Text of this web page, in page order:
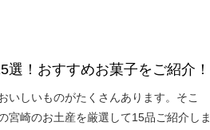
！おすすめお菓子をご紹介！
いしいものがたくさんあります。そこ
宮崎のお土産を厳選して15品ご紹介しま